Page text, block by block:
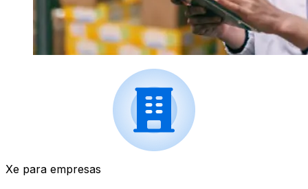
Xe para empresas